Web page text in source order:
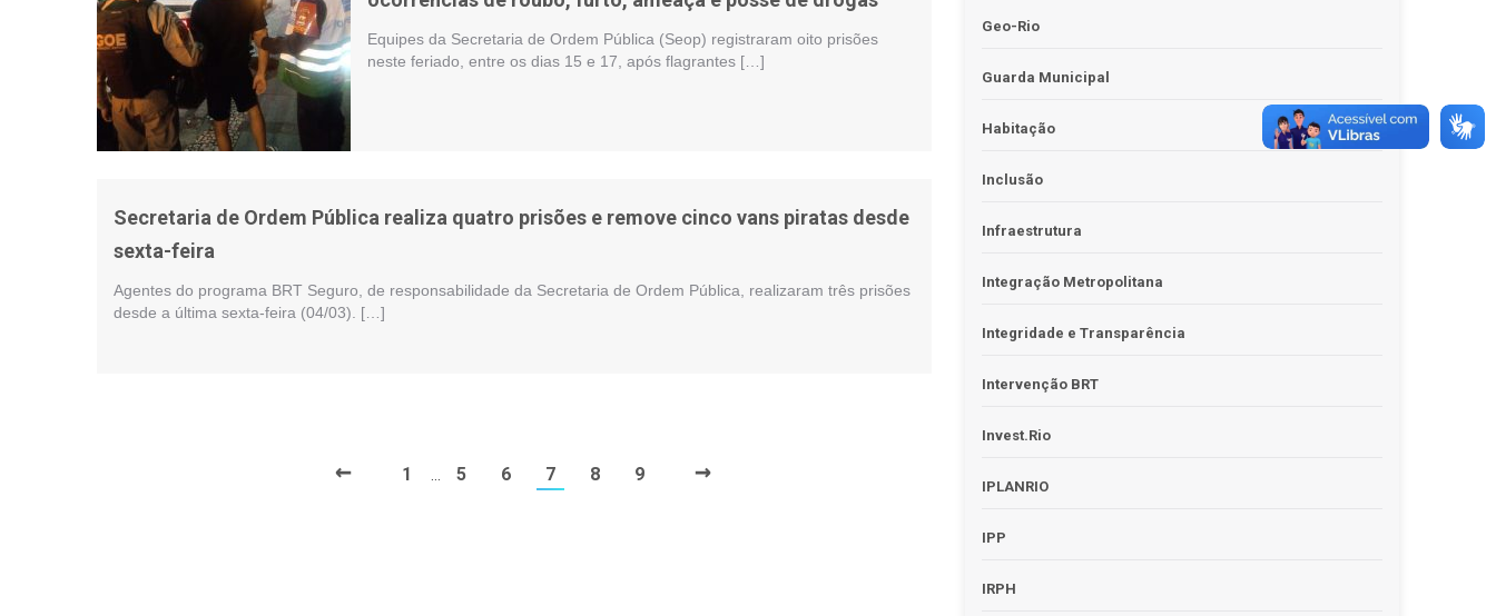
Equipes da Secretaria de Ordem Pública (Seop) registraram oito prisões
neste feriado, entre os dias 15 e 17, após flagrantes […]
Secretaria de Ordem Pública realiza quatro prisões e remove cinco vans piratas desde
sexta-feira
Agentes do programa BRT Seguro, de responsabilidade da Secretaria de Ordem Pública, realizaram três prisões
desde a última sexta-feira (04/03). […]
← 1 5 6 7 8 9 →
Geo-Rio
Guarda Municipal
Habitação
Inclusão
Infraestrutura
Integração Metropolitana
Integridade e Transparência
Intervenção BRT
Invest.Rio
IPLANRIO
IPP
IRPH